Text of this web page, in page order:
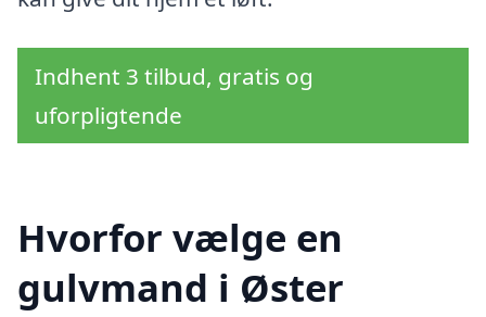
Indhent 3 tilbud, gratis og
uforpligtende
Hvorfor vælge en
gulvmand i Øster